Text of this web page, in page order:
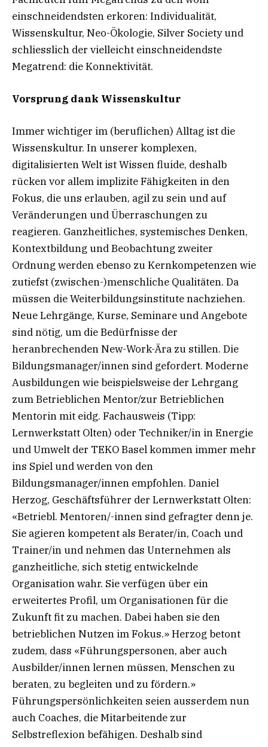
einschneidendsten erkoren: Individualität,
Wissenskultur, Neo-Ökologie, Silver Society und
schliesslich der vielleicht einschneidendste
Megatrend: die Konnektivität.
Vorsprung dank Wissenskultur
Immer wichtiger im (beruflichen) Alltag ist die
Wissenskultur. In unserer komplexen,
digitalisierten Welt ist Wissen fluide, deshalb
rücken vor allem implizite Fähigkeiten in den
Fokus, die uns erlauben, agil zu sein und auf
Veränderungen und Überraschungen zu
reagieren. Ganzheitliches, systemisches Denken,
Kontextbildung und Beobachtung zweiter
Ordnung werden ebenso zu Kernkompetenzen wie
zutiefst (zwischen-)menschliche Qualitäten. Da
müssen die Weiterbildungsinstitute nachziehen.
Neue Lehrgänge, Kurse, Seminare und Angebote
sind nötig, um die Bedürfnisse der
heranbrechenden New-Work-Ära zu stillen. Die
Bildungsmanager/innen sind gefordert. Moderne
Ausbildungen wie beispielsweise der Lehrgang
zum Betrieblichen Mentor/zur Betrieblichen
Mentorin mit eidg. Fachausweis (Tipp:
Lernwerkstatt Olten) oder Techniker/in in Energie
und Umwelt der TEKO Basel kommen immer mehr
ins Spiel und werden von den
Bildungsmanager/innen empfohlen. Daniel
Herzog, Geschäftsführer der Lernwerkstatt Olten:
«Betriebl. Mentoren/-innen sind gefragter denn je.
Sie agieren kompetent als Berater/in, Coach und
Trainer/in und nehmen das Unternehmen als
ganzheitliche, sich stetig entwickelnde
Organisation wahr. Sie verfügen über ein
erweitertes Profil, um Organisationen für die
Zukunft fit zu machen. Dabei haben sie den
betrieblichen Nutzen im Fokus.» Herzog betont
zudem, dass «Führungspersonen, aber auch
Ausbilder/innen lernen müssen, Menschen zu
beraten, zu begleiten und zu fördern.»
Führungspersönlichkeiten seien ausserdem nun
auch Coaches, die Mitarbeitende zur
Selbstreflexion befähigen. Deshalb sind